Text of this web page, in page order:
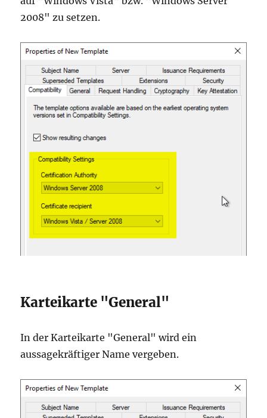
2008" zu setzen.
Karteikarte "General"
In der Karteikarte "General" wird ein
aussagekräftiger Name vergeben.